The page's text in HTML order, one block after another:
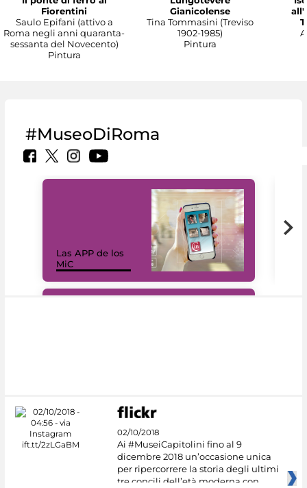
Fiorentini
Saulo Epifani (attivo a
Roma negli anni quaranta-
sessanta del Novecento)
Pintura
Gianicolense
Tina Tommasini (Treviso
1902-1985)
Pintura
#MuseoDiRoma
Las APP de los
MiC
02/10/2018
Ai #MuseiCapitolini fino al 9
dicembre 2018 un’occasione unica
per ripercorrere la storia degli ultimi
tre concili dell’età moderna con